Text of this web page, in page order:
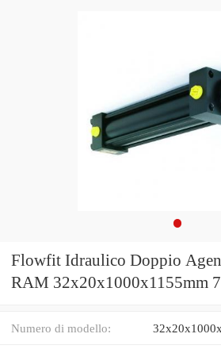
Flowfit Idraulico Doppio
RAM 32x20x1000x1155mm
Numero di modello: